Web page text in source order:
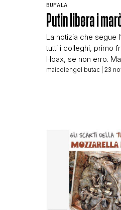
BUFALA
Putin libera i
La notizia che segue
tutti i colleghi, primo
Hoax, se non erro.
mio affetto per
maicolengel butac | 23